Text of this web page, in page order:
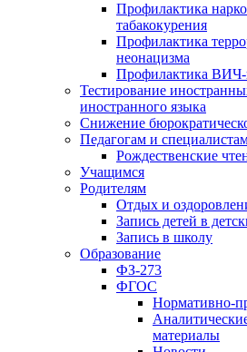
Профилактика
табакокурения
Профилактика
неонацизма
Профилактика ВИЧ-
Тестирование
иностранного языка
Снижение
Педагогам и
Рождественские
Учащимся
Родителям
Отдых и
Запись детей в
Запись в школу
Образование
ФЗ-273
ФГОС
Нормативно-
материалы